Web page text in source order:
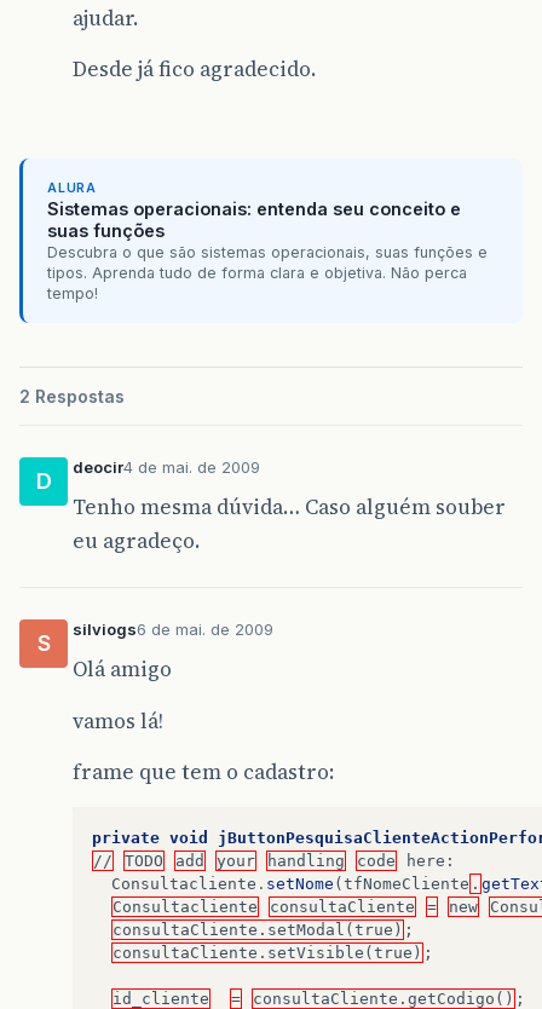
ajudar.
Desde já fico agradecido.
ALURA
Sistemas operacionais: entenda seu conceito e
suas funções
Descubra o que são sistemas operacionais, suas funções e
tipos. Aprenda tudo de forma clara e objetiva. Não perca
tempo!
2 Respostas
D
deocir4 de mai. de 2009
Tenho mesma dúvida… Caso alguém souber
eu agradeço.
S
silviogs6 de mai. de 2009
Olá amigo
vamos lá!
frame que tem o cadastro:
private void
//
TODO add your handling code here :
Consultacliente . setNome (tfNomeCliente .
Consultacliente
consultaCliente = new
consultaCliente.setModal(true) ;
consultaCliente.setVisible(true) ;
id_cliente = consultaCliente.getCodigo() ;